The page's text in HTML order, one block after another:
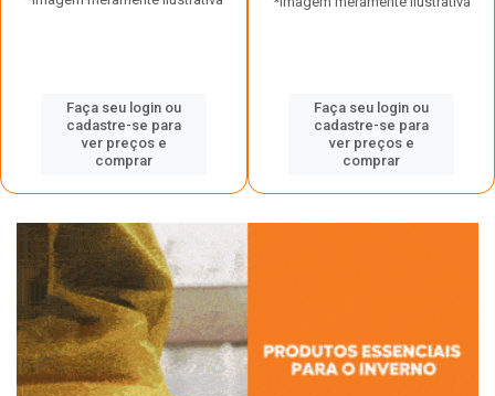
Faça seu login ou
cadastre-se para
ver preços e
comprar
Faça seu login ou
cadastre-se para
ver preços e
comprar